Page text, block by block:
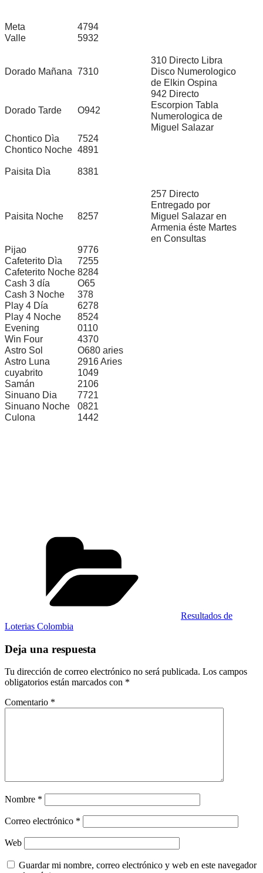
Meta
4794
Valle
5932
Dorado Mañana 7310
310 Directo Libra
Disco Numerologico
de Elkin Ospina
Dorado Tarde O942
942 Directo
Escorpion Tabla
Numerologica de
Miguel Salazar
Chontico Dìa
7524
Chontico Noche 4891
Paisita Dìa 8381
Paisita Noche 8257
257 Directo
Entregado por
Miguel Salazar en
Armenia éste Martes
en Consultas
Pijao
9776
Cafeterito Dìa
7255
Cafeterito Noche 8284
Cash 3 día
O65
Cash 3 Noche
378
Play 4 Día
6278
Play 4 Noche
8524
Evening
0110
Win Four
4370
Astro Sol
O680 aries
Astro Luna
2916 Aries
cuyabrito
1049
Samán
2106
Sinuano Dia
7721
Sinuano Noche
0821
Culona
1442
Resultados de
Loterias Colombia
Deja una respuesta
Tu dirección de correo electrónico no será publicada. Los campos
obligatorios están marcados con *
Comentario *
Nombre *
Correo electrónico *
Web
Guardar mi nombre, correo electrónico y web en este navegador